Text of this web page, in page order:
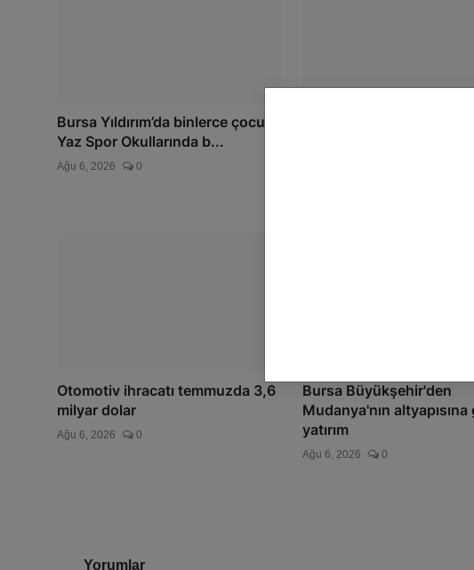
Bursa Yıldırım’da binlerce çocuk
Yaz Spor Okullarında b...
Ağu 6, 2026 0
Otomotiv ihracatı temmuzda 3,6
milyar dolar
Ağu 6, 2026 0
Bursa Büyükşehir'den
Mudanya'nın
yatırım
Ağu 6, 2026 0
Yorumlar